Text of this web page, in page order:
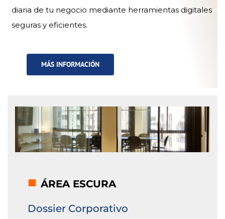
diaria de tu negocio mediante herramientas digitales
seguras y eficientes.
MÁS INFORMACIÓN
■ ÁREA ESCURA
Dossier Corporativo